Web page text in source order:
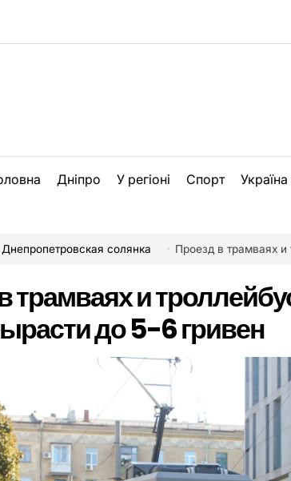
Дніпро У регіоні Спорт Україна
Днепропетровская солянка Проезд в трамваях и
трамваях и
до 5-6 гривен